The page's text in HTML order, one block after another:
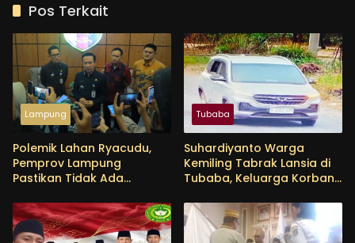
Pos Terkait
Lampung
Polemik Lahan Ryacudu,
Pemprov Lampung
Pastikan Tidak Ada
Tubaba
Suhardiyanto Warga
Kemiling Tabrak Lansia di
Tubaba, Keluarga Korban